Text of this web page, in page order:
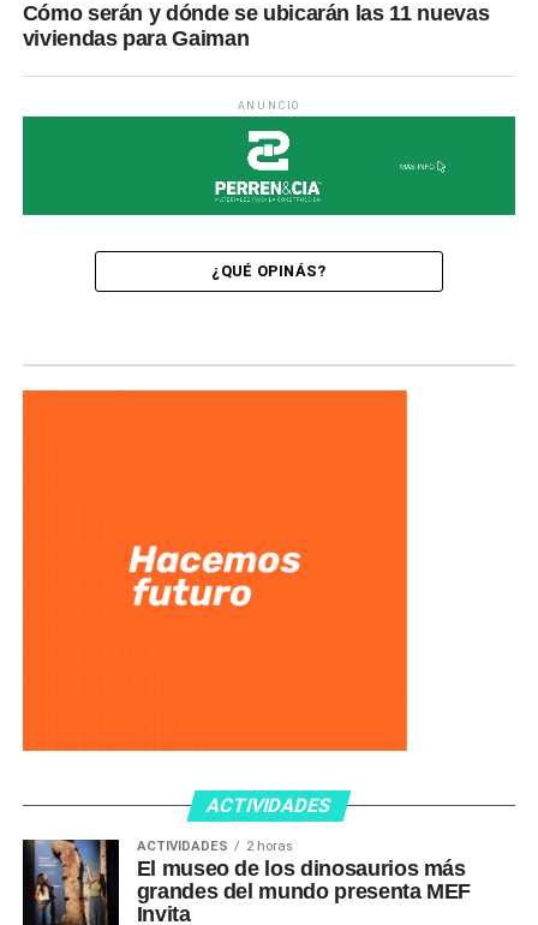
Cómo serán y dónde se ubicarán las 11 nuevas
viviendas para Gaiman
ANUNCIO
¿QUÉ OPINÁS?
ACTIVIDADES
ACTIVIDADES 2 horas
El museo de los dinosaurios más
grandes del mundo presenta MEF
Invita